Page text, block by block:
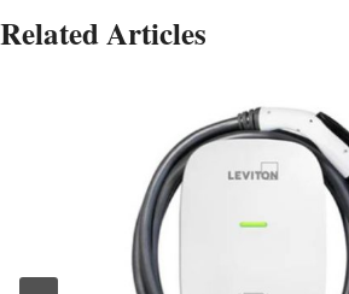
Related Articles